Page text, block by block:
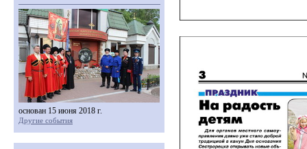
основан 15 июня 2018 г.
Другие события